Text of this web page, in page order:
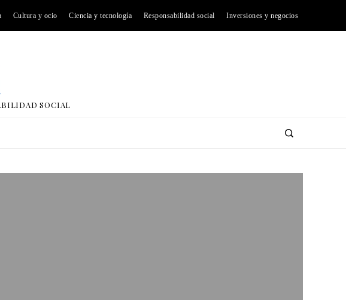
Cultura y ocio Ciencia y tecnología Responsabilidad social Inversiones y negocios
SOCIAL